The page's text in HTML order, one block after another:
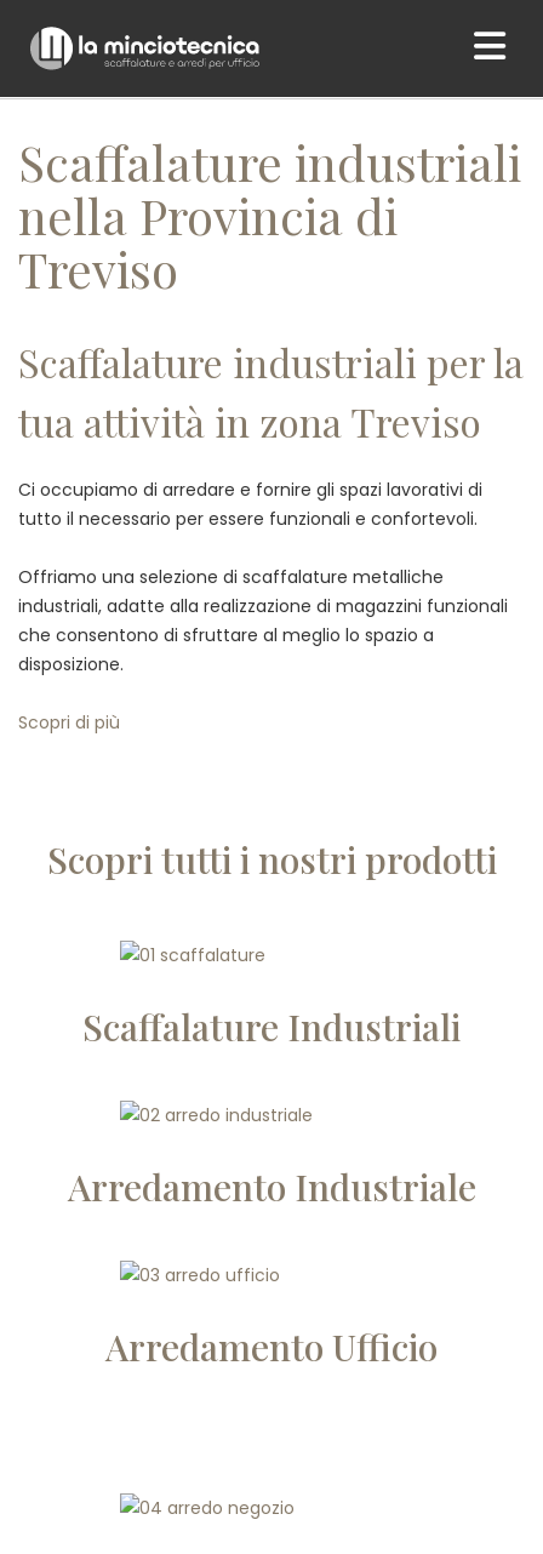
Home/ Scaffalature industriali nella Provincia di Treviso
Scaffalature industriali
nella Provincia di
Treviso
Scaffalature industriali per la
tua attività in zona Treviso
Ci occupiamo di arredare e fornire gli spazi lavorativi di
tutto il necessario per essere funzionali e confortevoli.
Offriamo una selezione di scaffalature metalliche
industriali, adatte alla realizzazione di magazzini funzionali
che consentono di sfruttare al meglio lo spazio a
disposizione.
Scopri di più
Scopri tutti i nostri prodotti
Scaffalature Industriali
Arredamento Industriale
Arredamento Ufficio